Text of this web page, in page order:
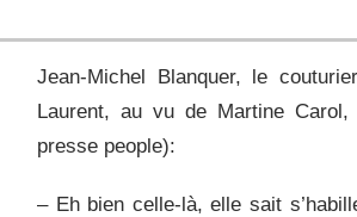
Jean-Michel Blanquer, le
Laurent, au vu de Martine
presse people):
– Eh bien celle-là, elle sait